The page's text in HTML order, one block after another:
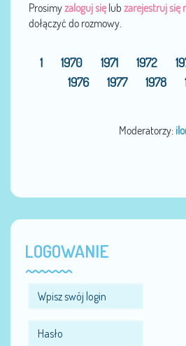
Prosimyzaloguj sięlub zarejestruj się
dołączyć do rozmowy.
1 1970 1971 1972
1976
1977 1978
Moderatorzy:
LOGOWANIE